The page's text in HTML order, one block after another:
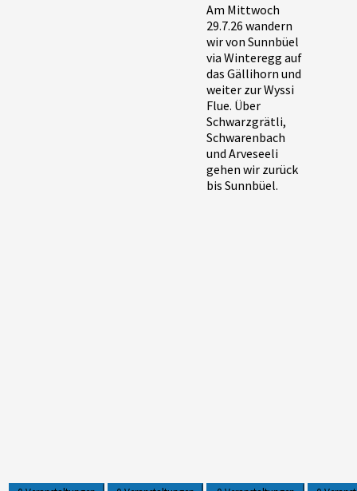
Am Mittwoch
29.7.26 wandern
wir von Sunnbüel
via Winteregg auf
das Gällihorn und
weiter zur Wyssi
Flue. Über
Schwarzgrätli,
Schwarenbach
und Arveseeli
gehen wir zurück
bis Sunnbüel.